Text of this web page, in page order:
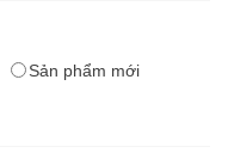
Sản phẩm mới